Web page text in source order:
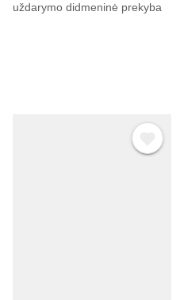
uždarymo didmeninė prekyba